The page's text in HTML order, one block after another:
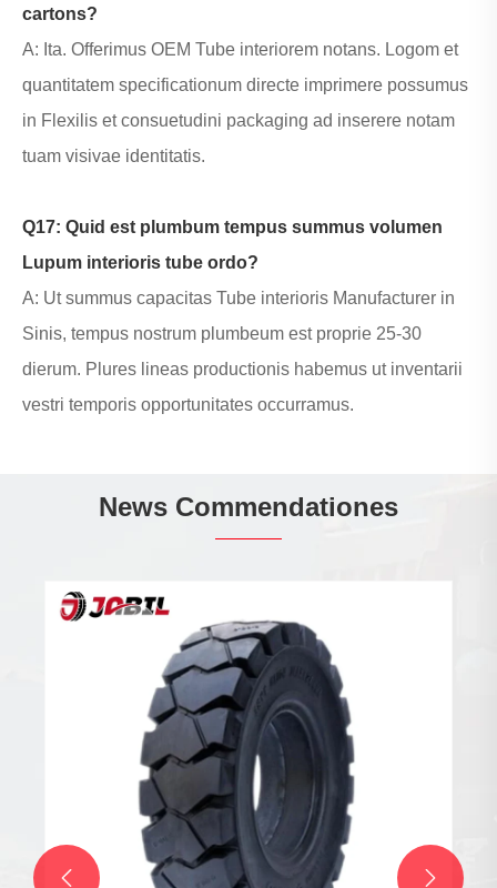
cartons?
A: Ita. Offerimus OEM Tube interiorem notans. Logom et
quantitatem specificationum directe imprimere possumus
in Flexilis et consuetudini packaging ad inserere notam
tuam visivae identitatis.
Q17: Quid est plumbum tempus summus volumen
Lupum interioris tube ordo?
A: Ut summus capacitas Tube interioris Manufacturer in
Sinis, tempus nostrum plumbeum est proprie 25-30
dierum. Plures lineas productionis habemus ut inventarii
vestri temporis opportunitates occurramus.
News Commendationes
China's Solidus Tyro Industry frangit in
Global Competition Undo
View More >>
 